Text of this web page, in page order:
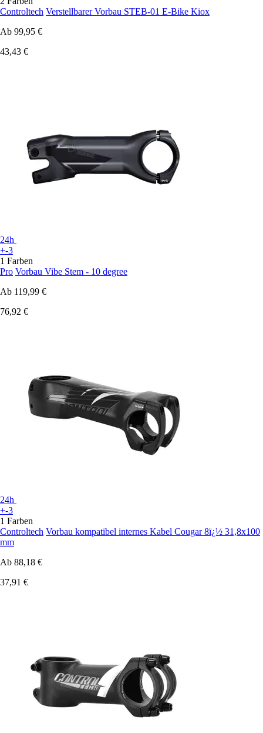
Controltech Verstellbarer Vorbau STEB-01 E-Bike Kiox
Ab 99,95 €
43,43 €
24h
+-3
1 Farben
Pro Vorbau Vibe Stem - 10 degree
Ab 119,99 €
76,92 €
24h
+-3
1 Farben
Controltech Vorbau kompatibel internes Kabel Cougar 8ï¿½ 31,8x100
mm
Ab 88,18 €
37,91 €